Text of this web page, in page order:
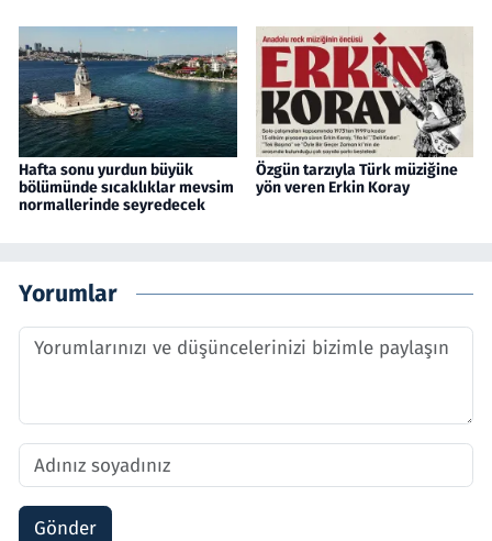
Hafta sonu yurdun büyük
bölümünde sıcaklıklar mevsim
normallerinde seyredecek
Özgün tarzıyla Türk müziğine
yön veren Erkin Koray
Yorumlar
Gönder